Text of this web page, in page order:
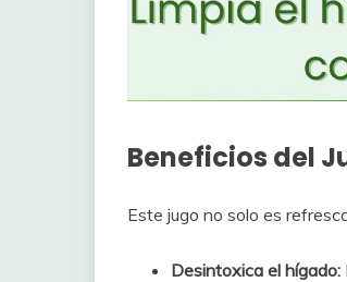
Beneficios del
Este jugo no solo es
Desintoxica el hígado: